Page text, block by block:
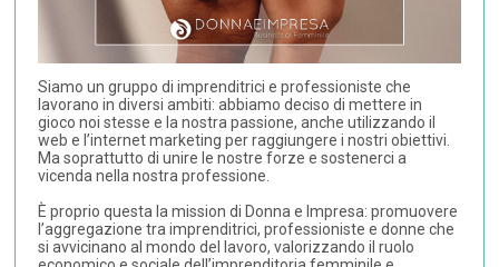
Siamo un gruppo di imprenditrici e professioniste che
lavorano in diversi ambiti: abbiamo deciso di mettere in
gioco noi stesse e la nostra passione, anche utilizzando il
web e l’internet marketing per raggiungere i nostri obiettivi.
Ma soprattutto di unire le nostre forze e sostenerci a
vicenda nella nostra professione.
È proprio questa la mission di Donna e Impresa: promuovere
l’aggregazione tra imprenditrici, professioniste e donne che
si avvicinano al mondo del lavoro, valorizzando il ruolo